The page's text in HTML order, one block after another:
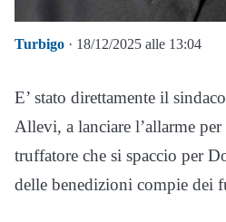
Turbigo · 18/12/2025 alle 13:04
E’ stato direttamente il
Allevi, a lanciare l’allarme
truffatore che si spaccio per
delle benedizioni compie dei